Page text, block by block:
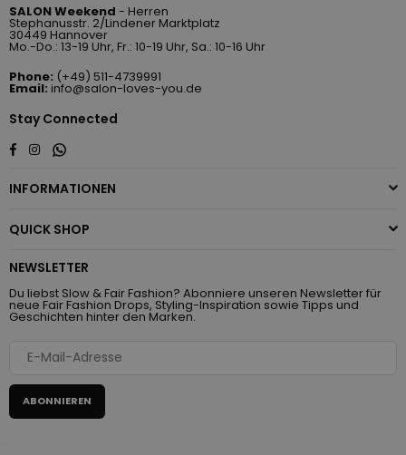
SALON Weekend - Herren
Stephanusstr. 2/Lindener Marktplatz
30449 Hannover
Mo.-Do.: 13-19 Uhr, Fr.: 10-19 Uhr, Sa.: 10-16 Uhr
Phone: (+49) 511-4739991
Email: info@salon-loves-you.de
Stay Connected
Facebook
InstagramWhatsapp
INFORMATIONEN
QUICK SHOP
NEWSLETTER
Du liebst Slow & Fair Fashion? Abonniere unseren Newsletter für
neue Fair Fashion Drops, Styling-Inspiration sowie Tipps und
Geschichten hinter den Marken.
ABONNIEREN